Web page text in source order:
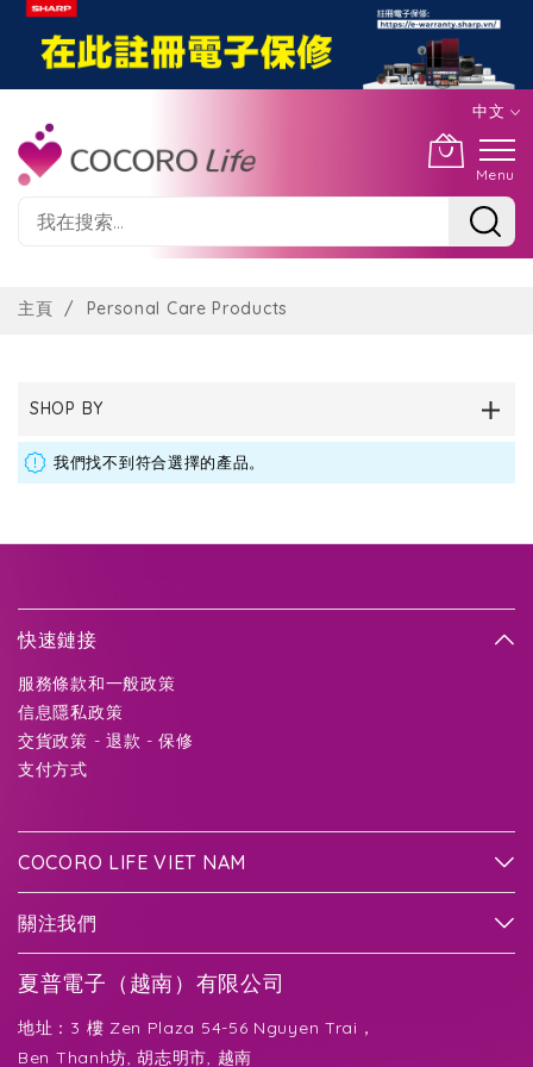
中文
Menu
Content
主頁 Personal Care Products
SHOP BY
我們找不到符合選擇的產品。
快速鏈接
服務條款和一般政策
信息隱私政策
交貨政策 - 退款 - 保修
支付方式
COCORO LIFE VIET NAM
關注我們
夏普電子（越南）有限公司
地址：3 樓 Zen Plaza 54-56 Nguyen Trai，
Ben Thanh坊, 胡志明市, 越南